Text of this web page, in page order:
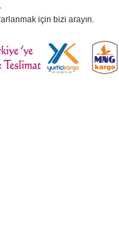
için bizi arayın.